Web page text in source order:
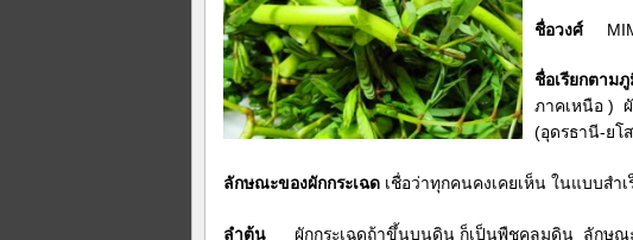
ชื่อวงศ์
ชื่อเรียกตาม
ภาคเหนือ )
(อุดรธานี-ยโ
ลักษณะของผักกระเฉด เชื่อว่าทุกคนคงเคยเห็น ในแบบสำ
ลำต้น ผักกระเฉดถ้าขึ้นบนดิน ก็เป็นพืชคลุมดิน ลักษณะเ